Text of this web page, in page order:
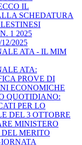
IL
SCHEDATURA
1 2025
2025
ATA - IL MIM
ATA:
PROVE DI
ECONOMICHE
QUOTIDIANO:
PER LO
DEL 3 OTTOBRE
MINISTERO
MERITO